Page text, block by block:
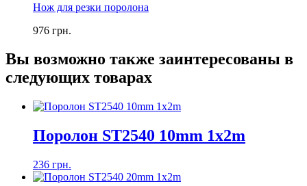
Нож для резки поролона
976 грн.
Вы возможно также заинтересованы в
следующих товарах
Поролон ST2540 10mm 1х2m
236 грн.